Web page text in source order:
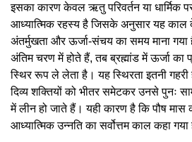
इसका कारण केवल ऋतु परिवर्तन या धार्मिक
आध्यात्मिक रहस्य है जिसके अनुसार यह काल
अंतर्मुखता और ऊर्जा-संचय का समय माना गया
अंतिम चरण में होते हैं, तब ब्रह्मांड में ऊर्जा का
स्थिर रूप ले लेता है। यह स्थिरता इतनी गहरी
दिव्य शक्तियों को भीतर समेटकर उनसे पुनः
में लीन हो जाते हैं। यही कारण है कि पौष
आध्यात्मिक उन्नति का सर्वोत्तम काल कहा गया